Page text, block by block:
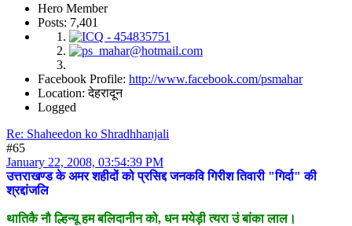
Hero Member
Posts: 7,401
Facebook Profile: http://www.facebook.com/psmahar
Location: देहरादून
Logged
Re: Shaheedon ko Shradhhanjali
#65
January 22, 2008, 03:54:39 PM
उत्तराखण्ड के अमर शहीदों को प्रसिद्द जनकवि गिरीश तिवारी "गिर्दा" की
श्रद्दांजलि
थातिकै नौ ल्हिन्यू हम बलिदानीन को, धन मयेड़ी त्यरा उं बांका लाल।